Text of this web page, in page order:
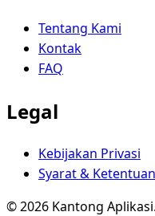
Tentang Kami
Kontak
FAQ
Legal
Kebijakan Privasi
Syarat & Ketentuan
© 2026 Kantong